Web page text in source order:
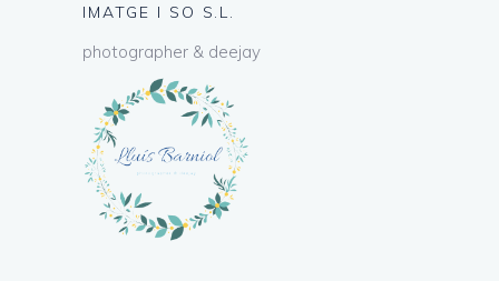
IMATGE I SO S.L.
photographer & deejay